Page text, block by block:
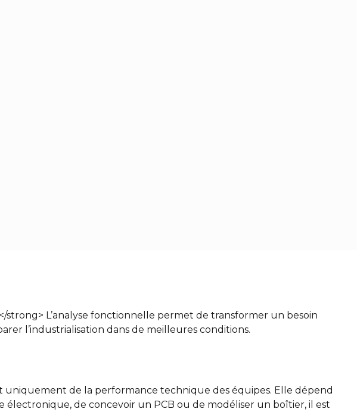
L’analyse fonctionnelle permet de transformer un besoin
l’industrialisation dans de meilleures conditions.
de la performance technique des équipes. Elle dépend
de concevoir un PCB ou de modéliser un boîtier, il est